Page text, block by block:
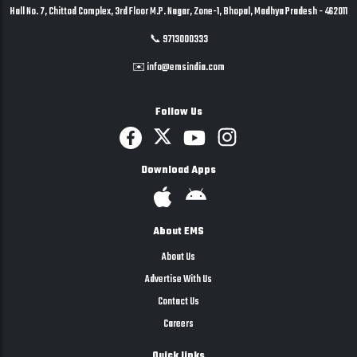
Hall No. 7, Chittod Complex, 3rd Floor M.P. Nagar, Zone-1, Bhopal, Madhya Pradesh - 462011
📞 9713000333
✉️ info@emsindia.com
Follow Us
Download Apps
About EMS
About Us
Advertise With Us
Contact Us
Careers